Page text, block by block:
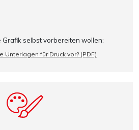
Grafik selbst vorbereiten wollen:
für Druck vor? (PDF)